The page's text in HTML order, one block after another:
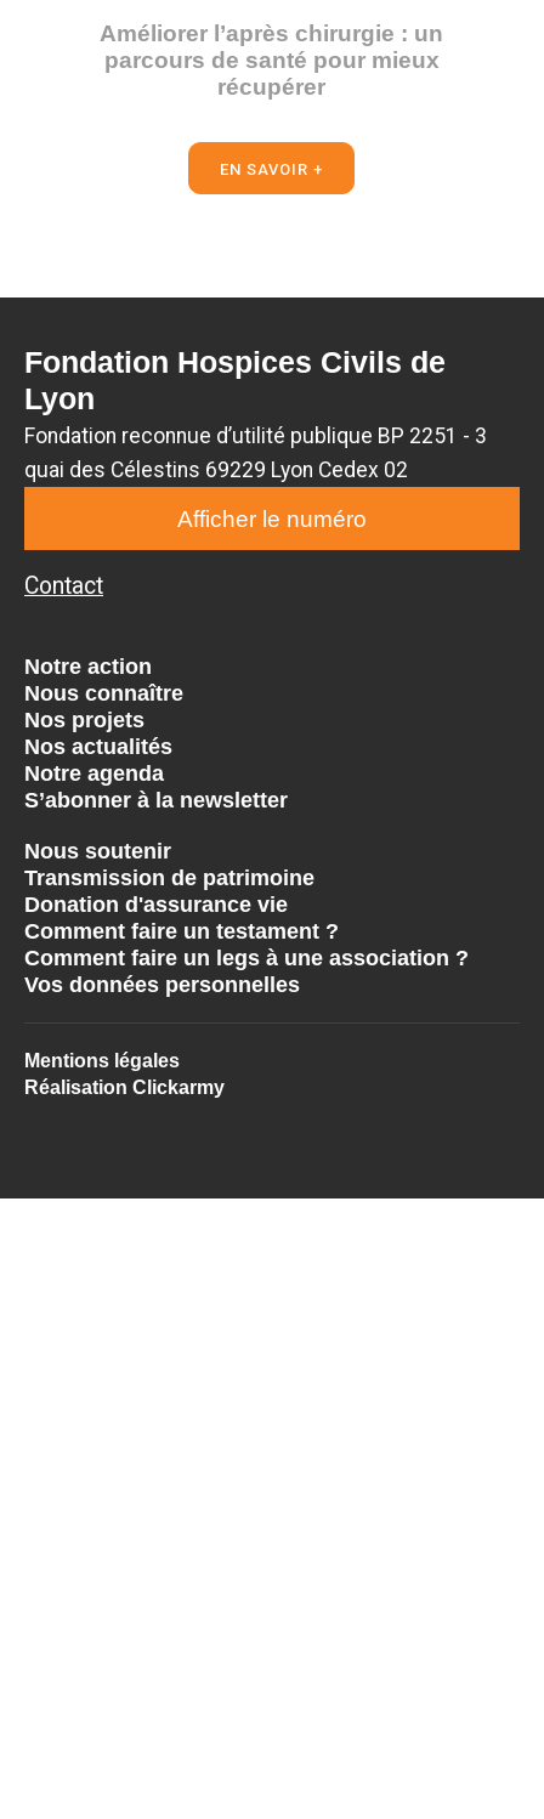
Améliorer l’après chirurgie : un
parcours de santé pour mieux
récupérer
EN SAVOIR +
Fondation Hospices Civils de
Lyon
Fondation reconnue d’utilité publique BP 2251 - 3
quai des Célestins 69229 Lyon Cedex 02
Afficher le numéro
Contact
Notre action
Nous connaître
Nos projets
Nos actualités
Notre agenda
S’abonner à la newsletter
Nous soutenir
Transmission de patrimoine
Donation d'assurance vie
Comment faire un testament ?
Comment faire un legs à une association ?
Vos données personnelles
Mentions légales
Réalisation Clickarmy